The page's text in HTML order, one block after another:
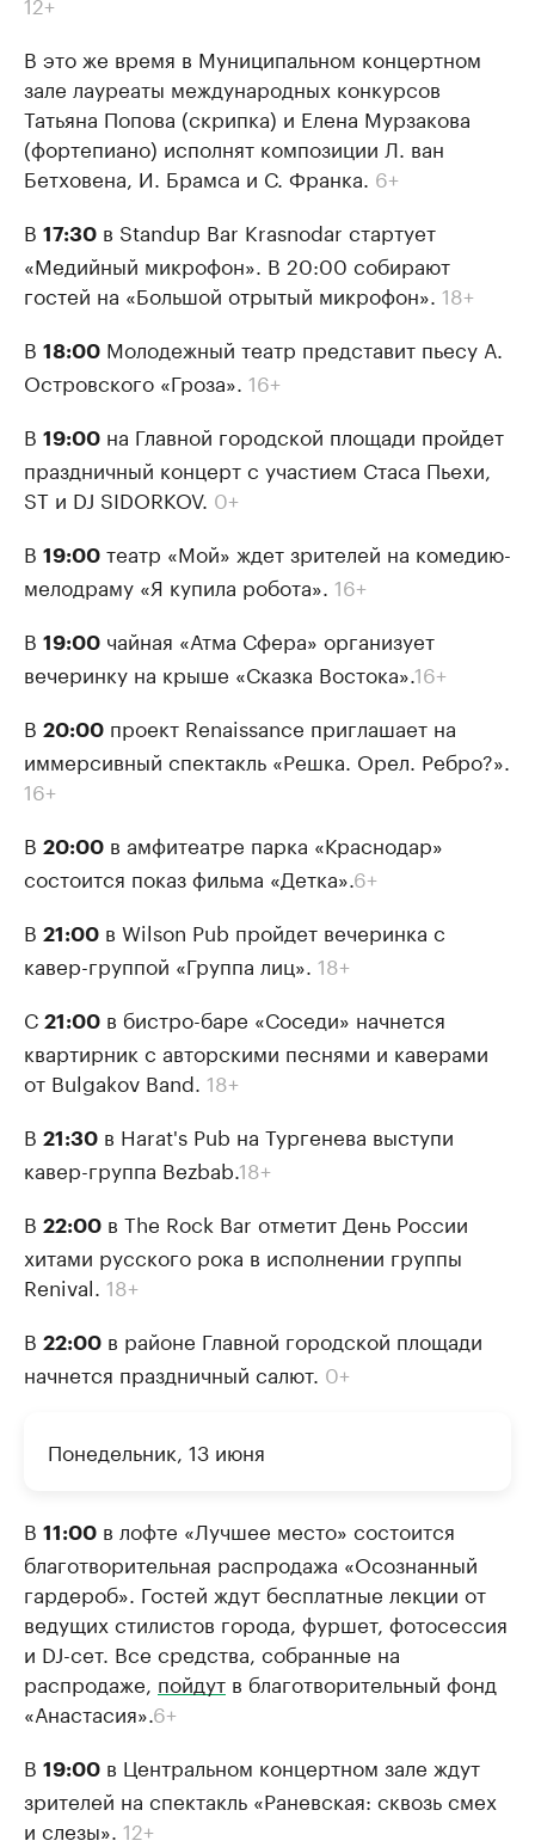
В это же время в Муниципальном концертном
зале лауреаты международных конкурсов
Татьяна Попова (скрипка) и Елена Мурзакова
(фортепиано) исполнят композиции Л. ван
Бетховена, И. Брамса и С. Франка. 6+
В 17:30 в Standup Bar Krasnodar стартует
«Медийный микрофон». В 20:00 собирают
гостей на «Большой отрытый микрофон». 18+
В 18:00 Молодежный театр представит пьесу А.
Островского «Гроза». 16+
В 19:00 на Главной городской площади пройдет
праздничный концерт с участием Стаса Пьехи,
ST и DJ SIDORKOV. 0+
В 19:00 театр «Мой» ждет зрителей на комедию-
мелодраму «Я купила робота». 16+
В 19:00 чайная «Атма Сфера» организует
вечеринку на крыше «Сказка Востока».16+
В 20:00 проект Renaissance приглашает на
иммерсивный спектакль «Решка. Орел. Ребро?».
16+
В 20:00 в амфитеатре парка «Краснодар»
состоится показ фильма «Детка».6+
В 21:00 в Wilson Pub пройдет вечеринка с
кавер-группой «Группа лиц». 18+
С 21:00 в бистро-баре «Соседи» начнется
квартирник с авторскими песнями и каверами
от Bulgakov Band. 18+
В 21:30 в Harat's Pub на Тургенева выступи
кавер-группа Bezbab.18+
В 22:00 в The Rock Bar отметит День России
хитами русского рока в исполнении группы
Renival. 18+
В 22:00 в районе Главной городской площади
начнется праздничный салют. 0+
Понедельник, 13 июня
В 11:00 в лофте «Лучшее место» состоится
благотворительная распродажа «Осознанный
гардероб». Гостей ждут бесплатные лекции от
ведущих стилистов города, фуршет, фотосессия
и DJ-сет. Все средства, собранные на
распродаже, пойдут в благотворительный фонд
«Анастасия».6+
В 19:00 в Центральном концертном зале ждут
зрителей на спектакль «Раневская: сквозь смех
и слезы». 12+